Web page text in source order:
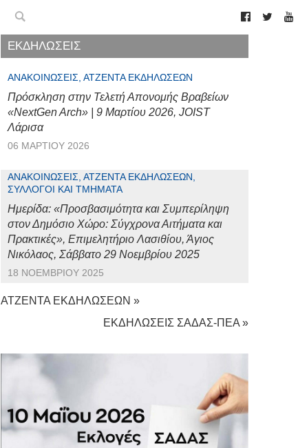
ΕΚΔΗΛΩΣΕΙΣ
ΑΝΑΚΟΙΝΏΣΕΙΣ, ΑΤΖΈΝΤΑ ΕΚΔΗΛΏΣΕΩΝ
Πρόσκληση στην Τελετή Απονομής Βραβείων
«NextGen Arch» | 9 Μαρτίου 2026, JOIST
Λάρισα
06 ΜΑΡΤΊΟΥ 2026
ΑΝΑΚΟΙΝΏΣΕΙΣ, ΑΤΖΈΝΤΑ ΕΚΔΗΛΏΣΕΩΝ,
ΣΎΛΛΟΓΟΙ ΚΑΙ ΤΜΉΜΑΤΑ
Ημερίδα: «Προσβασιμότητα και Συμπερίληψη
στον Δημόσιο Χώρο: Σύγχρονα Αιτήματα και
Πρακτικές», Επιμελητήριο Λασιθίου, Άγιος
Νικόλαος, Σάββατο 29 Νοεμβρίου 2025
18 ΝΟΕΜΒΡΊΟΥ 2025
ΑΤΖΕΝΤΑ ΕΚΔΗΛΩΣΕΩΝ »
ΕΚΔΗΛΩΣΕΙΣ ΣΑΔΑΣ-ΠΕΑ »